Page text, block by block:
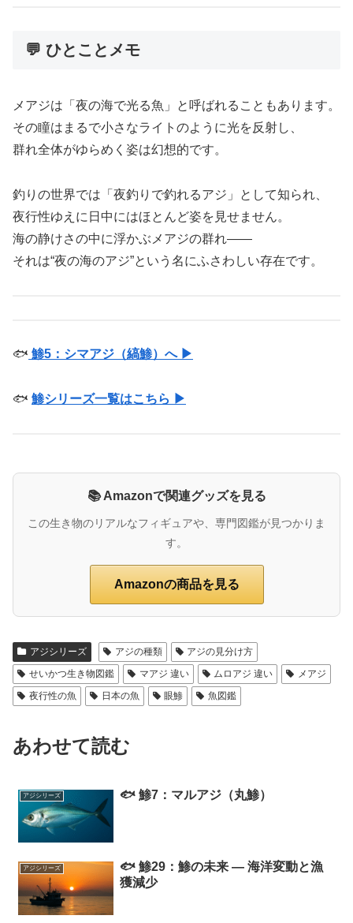
💬 ひとことメモ
メアジは「夜の海で光る魚」と呼ばれることもあります。
その瞳はまるで小さなライトのように光を反射し、
群れ全体がゆらめく姿は幻想的です。
釣りの世界では「夜釣りで釣れるアジ」として知られ、
夜行性ゆえに日中にはほとんど姿を見せません。
海の静けさの中に浮かぶメアジの群れ――
それは“夜の海のアジ”という名にふさわしい存在です。
🐟 鯵5：シマアジ（縞鯵）へ ▶
🐟 鯵シリーズ一覧はこちら ▶
📚 Amazonで関連グッズを見る
この生き物のリアルなフィギュアや、専門図鑑が見つかりま
す。
Amazonの商品を見る
アジシリーズ アジの種類
アジの見分け方
せいかつ生き物図鑑
マアジ 違い ムロアジ 違い
メアジ
夜行性の魚
日本の魚 眼鯵 魚図鑑
あわせて読む
アジシリーズ 🐟 鯵7：マルアジ（丸鯵）
アジシリーズ
🐟 鯵29：鯵の未来 ― 海洋変動と漁
獲減少